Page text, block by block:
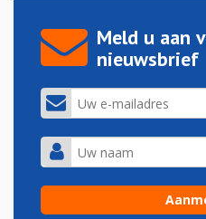
Meld u aan
nieuwsbrief